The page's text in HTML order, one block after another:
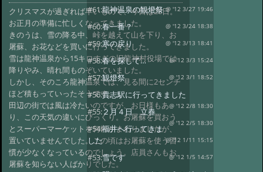
クリスマスが過ぎれば早いもので、今日は28日。
お正月の準備に忙しくなってきました。
きのうは、雪の降る中、峠を越えて山を下り、お
屠蘇、お花などを買いに行ってきました。
雪は龍神温泉から15キロすぎの旧龍神村役場では
降りやみ、晴れ間ものぞいていました。
しかし、そのころ龍神温泉では、見る間に2センチ
ほど積もっていったそうです。
田辺の街では風は冷たいのですが、お日様もあ
り、この天気の違いにびっくり。お屠蘇を買おう
とスーパーマーケットを何軒かまわりましたが、
置いていませんでした。この頃はお屠蘇を使う習
慣が少なくなっているのでしょう。店員さんもお
屠蘇を知らない人ばかりでした。
#61:龍神温泉の観燈祭 @ '12 3/27 19:46
#60:春一番？ @ '12 3/24 18:38
#59:寒の戻り @ '12 3/13 18:41
#58:春を探して… @ '12 3/3 15:24
#57:観燈祭 @ '12 3/1 18:52
#56:貴志駅に行ってきました
@ '12 2/8 18:30
#55:２月４日 立春
@ '12 2/5 18:30
#54:福井へ行ってきま
した
@ '12 1/11 15:15
#53:雪です @ '12 1/5 14:57